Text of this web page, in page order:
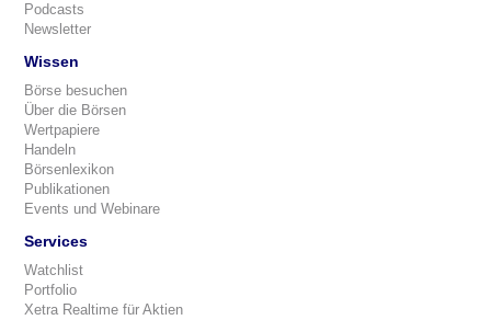
Podcasts
Newsletter
Wissen
Börse besuchen
Über die Börsen
Wertpapiere
Handeln
Börsenlexikon
Publikationen
Events und Webinare
Services
Watchlist
Portfolio
Xetra Realtime für Aktien